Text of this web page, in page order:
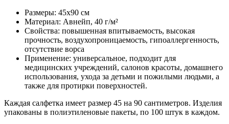
Размеры: 45x90 см
Материал: Авнейп, 40 г/м²
Свойства: повышенная впитываемость, высокая
прочность, воздухопроницаемость, гипоаллергенность,
отсутствие ворса
Применение: универсальное, подходит для
медицинских учреждений, салонов красоты, домашнего
использования, ухода за детьми и пожилыми людьми, а
также для протирки поверхностей.
Каждая салфетка имеет размер 45 на 90 сантиметров. Изделия
упакованы в полиэтиленовые пакеты, по 100 штук в каждом.